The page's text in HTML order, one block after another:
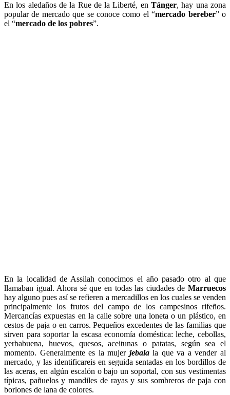
En los aledaños de la Rue de la Liberté, enTánger, hay una zona
popular de mercado que se conoce como el “mercado bereber” o
el “mercado de los pobres”.
En la localidad de Assilah conocimos el año pasado otro al que
llamaban igual. Ahora sé que en todas las ciudades de Marruecos
hay alguno pues así se refieren a mercadillos en los cuales se venden
principalmente los frutos del campo de los campesinos rifeños.
Mercancías expuestas en la calle sobre una loneta o un plástico, en
cestos de paja o en carros. Pequeños excedentes de las familias que
sirven para soportar la escasa economía doméstica: leche, cebollas,
yerbabuena, huevos, quesos, aceitunas o patatas, según sea el
momento. Generalmente es la mujer jebala la que va a vender al
mercado, y las identificareis en seguida sentadas en los bordillos de
las aceras, en algún escalón o bajo un soportal, con sus vestimentas
típicas, pañuelos y mandiles de rayas y sus sombreros de paja con
borlones de lana de colores.